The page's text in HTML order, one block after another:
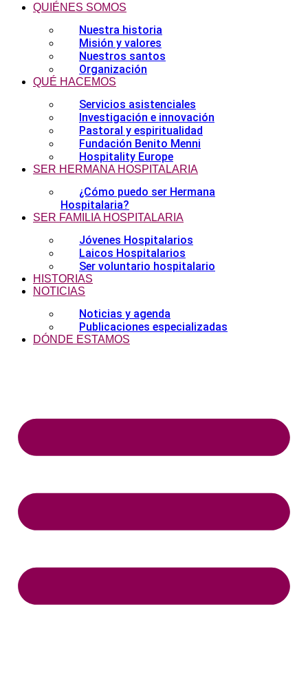
QUIÉNES SOMOS
Nuestra historia
Misión y valores
Nuestros santos
Organización
QUÉ HACEMOS
Servicios asistenciales
Investigación e innovación
Pastoral y espiritualidad
Fundación Benito Menni
Hospitality Europe
SER HERMANA HOSPITALARIA
¿Cómo puedo ser Hermana
Hospitalaria?
SER FAMILIA HOSPITALARIA
Jóvenes Hospitalarios
Laicos Hospitalarios
Ser voluntario hospitalario
HISTORIAS
NOTICIAS
Noticias y agenda
Publicaciones especializadas
DÓNDE ESTAMOS